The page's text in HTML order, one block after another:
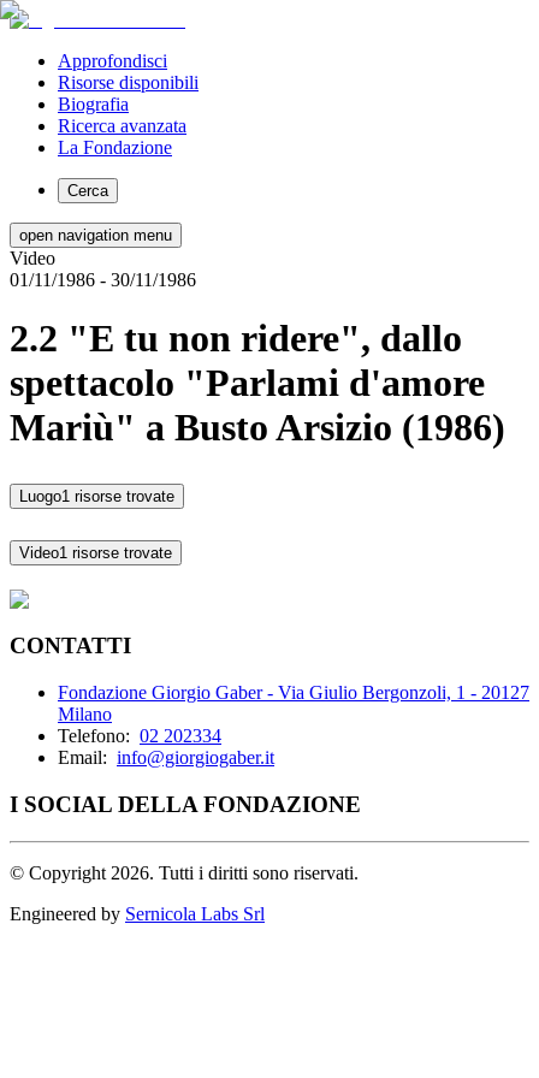
Approfondisci
Risorse disponibili
Biografia
Ricerca avanzata
La Fondazione
Cerca
open navigation menu
Video
01/11/1986 - 30/11/1986
2.2 "E tu non ridere", dallo
spettacolo "Parlami d'amore
Mariù" a Busto Arsizio (1986)
Luogo1 risorse trovate
Video1 risorse trovate
CONTATTI
Fondazione Giorgio Gaber - Via Giulio Bergonzoli, 1 - 20127
Milano
Telefono: 02 202334
Email: info@giorgiogaber.it
I SOCIAL DELLA FONDAZIONE
© Copyright 2026. Tutti i diritti sono riservati.
Engineered by Sernicola Labs Srl